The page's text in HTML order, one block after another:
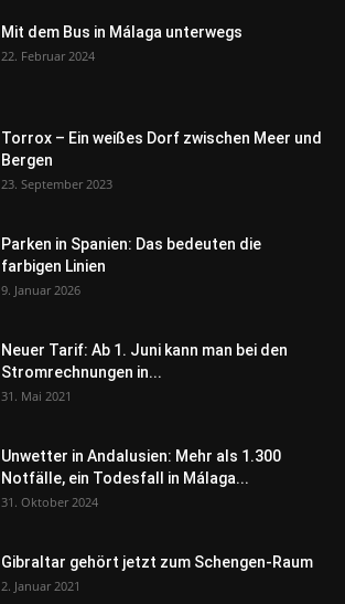
Mit dem Bus in Málaga unterwegs
22. Februar 2024
Torrox – Ein weißes Dorf zwischen Meer und
Bergen
23. September 2023
Parken in Spanien: Das bedeuten die
farbigen Linien
9. Januar 2026
Neuer Tarif: Ab 1. Juni kann man bei den
Stromrechnungen in...
31. Mai 2021
Unwetter in Andalusien: Mehr als 1.300
Notfälle, ein Todesfall in Málaga...
31. Oktober 2024
Gibraltar gehört jetzt zum Schengen-Raum
2. Januar 2021